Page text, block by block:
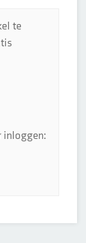
te
inloggen: